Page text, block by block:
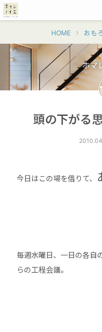
HOME おも
ホマ
頭の下がる
今日はこの場を借りて、
毎週水曜日、一日の各自
らの工程会議。